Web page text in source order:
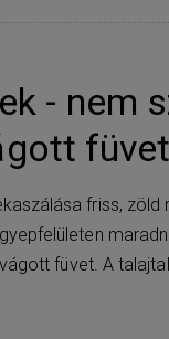
- nem
füvet
friss,
füvet. A